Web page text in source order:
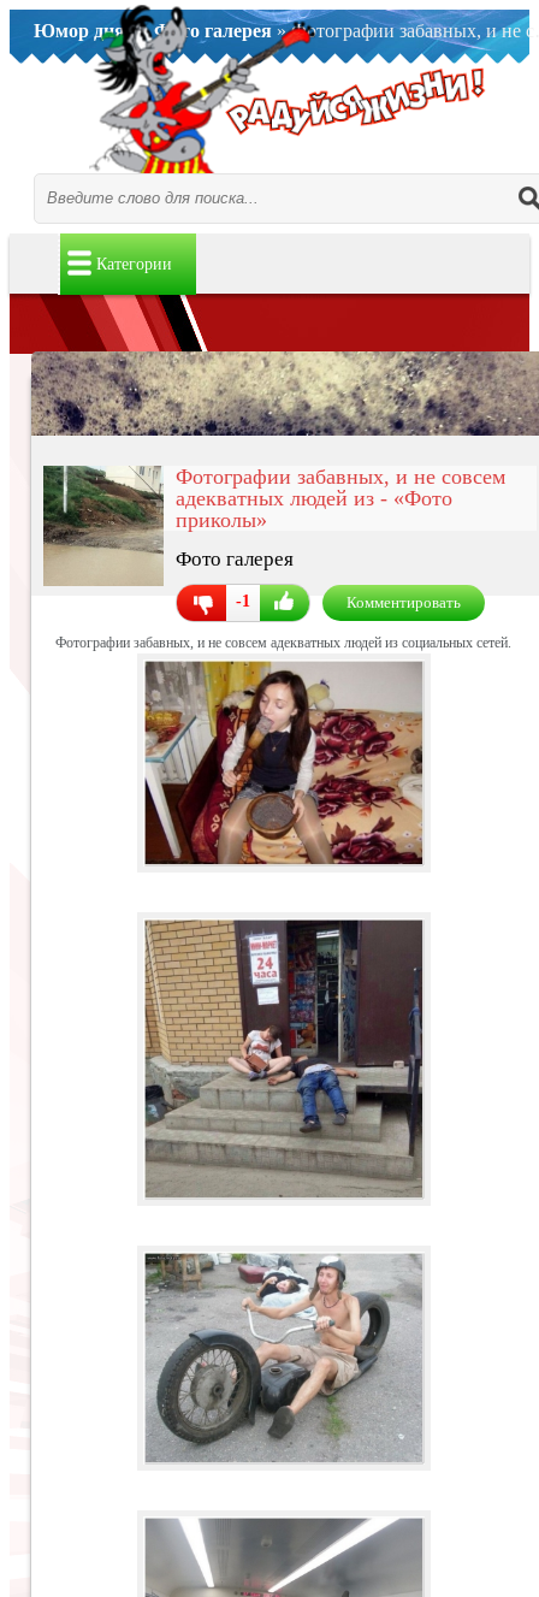
Юмор дня..»Фото галерея» Фотографии забавных, и не совсем адекватных людей из - «Фото приколы»
Категории
Фотографии забавных, и не совсем
адекватных людей из - «Фото
приколы»
Фото галерея
-1 Комментировать
Фотографии забавных, и не совсем адекватных людей из социальных сетей.